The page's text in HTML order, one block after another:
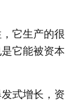
它生产的很
它能被资本
式增长，资